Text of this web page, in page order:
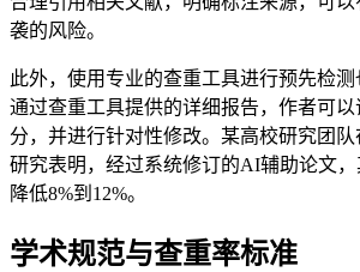
袭的风险。
此外，使用专业的查重工具进行预先检测
通过查重工具提供的详细报告，作者可
分，并进行针对性修改。某高校研究团队
研究表明，经过系统修订的AI辅助论文
降低8%到12%。
学术规范与查重率标准